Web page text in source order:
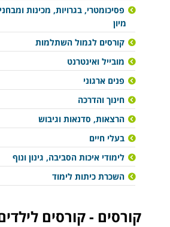
פסיכומטרי, בגרויות, מכינות ומבחני
מיון
קורסים לגמול השתלמות
מובייל ואינטרנט
פנים ארגוני
חינוך והדרכה
הרצאות, סדנאות וגיבוש
בעלי חיים
לימודי איכות הסביבה, גינון ונוף
השכרת כיתות לימוד
קורסים - קורסים